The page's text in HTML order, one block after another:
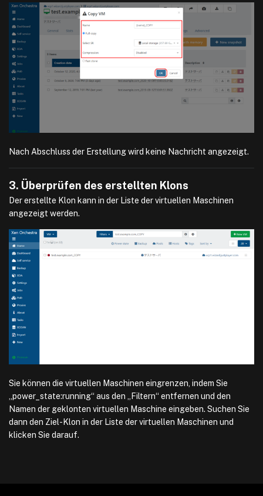
Nach Abschluss der Erstellung wird keine Nachricht angezeigt.
3. Überprüfen des erstellten Klons
Der erstellte Klon kann in der Liste der virtuellen Maschinen
angezeigt werden.
Sie können die virtuellen Maschinen eingrenzen, indem Sie
„power_state:running“ aus den „Filtern“ entfernen und den
Namen der geklonten virtuellen Maschine eingeben. Suchen Sie
dann den Ziel-Klon in der Liste der virtuellen Maschinen und
klicken Sie darauf.